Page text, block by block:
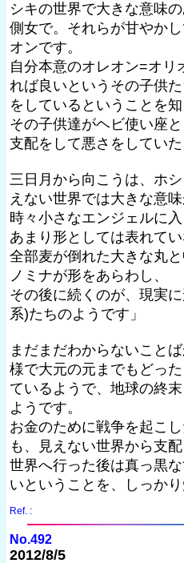
シキの世界で大きな意味
側女で。それらが甘やか
オンです。
自分本意のオレオン=オリ
れば良いというその子供
をしているということを
その子供達がヘビ使い座
支配をして悪さをしていた
三日月から向こうは、ホ
えない世界では大きな意
時々小さなエンジェルに
あまり形としては表れてい
全部麦が倒れた大きな丸
ノミナが形をあらわし、
その後に続くのが、現実
系)たちのようです」
まだまだわからないこと
様で大元の元までもどっ
ているようで、地球の終
ようです。
お金のために戦争を起こ
も、見えない世界から支
世界へ行った後は真っ黒
いということを、しっか
Ref. :
No.492
2012/8/5